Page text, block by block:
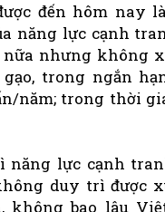
đến hôm nay
năng lực cạnh
nhưng không
trong ngắn
năm; trong thời
năng lực cạnh
duy trì được
không bao lâu